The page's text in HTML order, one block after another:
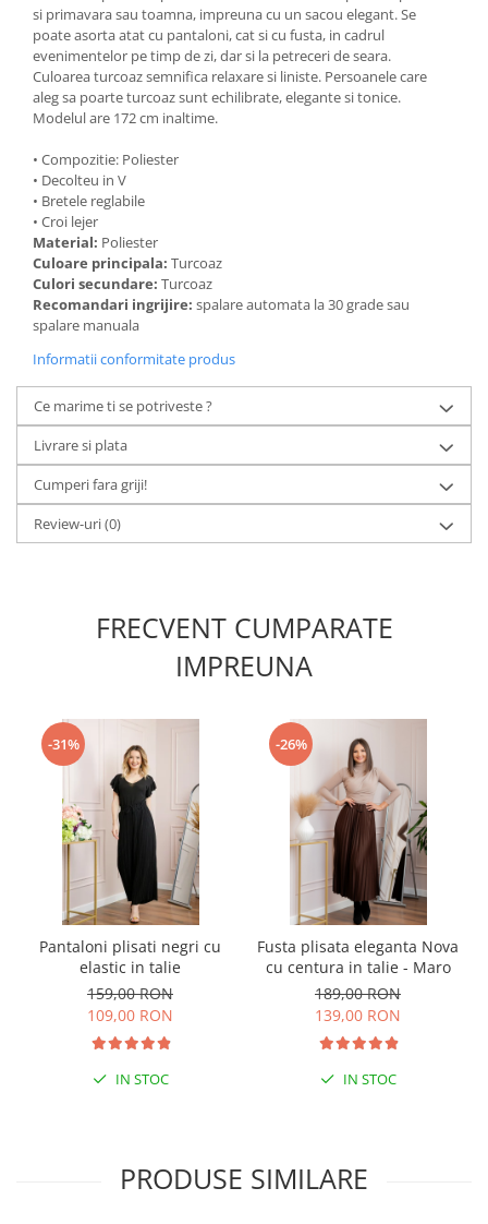
si primavara sau toamna, impreuna cu un sacou elegant. Se
poate asorta atat cu pantaloni, cat si cu fusta, in cadrul
evenimentelor pe timp de zi, dar si la petreceri de seara.
Culoarea turcoaz semnifica relaxare si liniste. Persoanele care
aleg sa poarte turcoaz sunt echilibrate, elegante si tonice.
Modelul are 172 cm inaltime.
• Compozitie: Poliester
• Decolteu in V
• Bretele reglabile
• Croi lejer
Material: Poliester
Culoare principala: Turcoaz
Culori secundare: Turcoaz
Recomandari ingrijire: spalare automata la 30 grade sau
spalare manuala
Informatii conformitate produs
Ce marime ti se potriveste ?
Livrare si plata
Cumperi fara griji!
Review-uri(0)
FRECVENT CUMPARATE
IMPREUNA
-31%
Pantaloni plisati negri cu
elastic in talie
159,00 RON
109,00 RON
IN STOC
-26%
Fusta plisata eleganta Nova
cu centura in talie - Maro
189,00 RON
139,00 RON
IN STOC
PRODUSE SIMILARE